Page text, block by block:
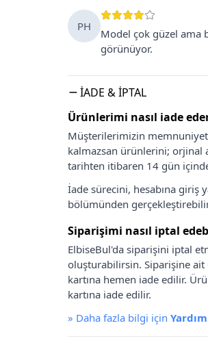
PH
Model çok güzel ama
görünüyor.
İADE & İPTAL
Ürünlerimi nasıl iade
Müşterilerimizin
kalmazsan ürünlerini; orjinal
tarihten itibaren 14 gün
İade sürecini, hesabına giriş
bölümünden
Siparişimi nasıl iptal
ElbiseBul'da siparişini iptal
oluşturabilirsin. Siparişine
kartına hemen iade edilir.
kartına iade edilir.
» Daha fazla bilgi için